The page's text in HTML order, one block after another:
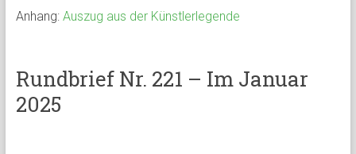
Anhang: Auszug aus der Künstlerlegende
Rundbrief Nr. 221 – Im Januar
2025